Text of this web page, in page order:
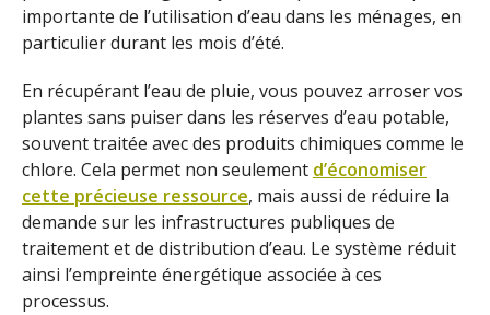
importante de l’utilisation d’eau dans les ménages, en
particulier durant les mois d’été.
En récupérant l’eau de pluie, vous pouvez arroser vos
plantes sans puiser dans les réserves d’eau potable,
souvent traitée avec des produits chimiques comme le
chlore. Cela permet non seulement d’économiser
cette précieuse ressource, mais aussi de réduire la
demande sur les infrastructures publiques de
traitement et de distribution d’eau. Le système réduit
ainsi l’empreinte énergétique associée à ces
processus.